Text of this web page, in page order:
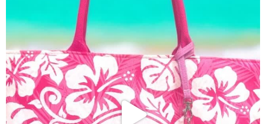
流山市よりお越しのお客様のiPhone12ProMaxの充電不良修理をさせて頂き
ました！ありがとうございました！
2026/04/20
我孫子市よりお越しのお客様のiPhone13の液晶交換をさせて頂きました！
ありがとうございました！
2026/04/20
松戸市よりお越しのお客様のSwitchの液晶交換をさせて頂きました！あり
がとうございました！
2026/04/19
松戸市よりお越しのお客様のSwitchの液晶交換をさせて頂きました！あり
がとうございました！